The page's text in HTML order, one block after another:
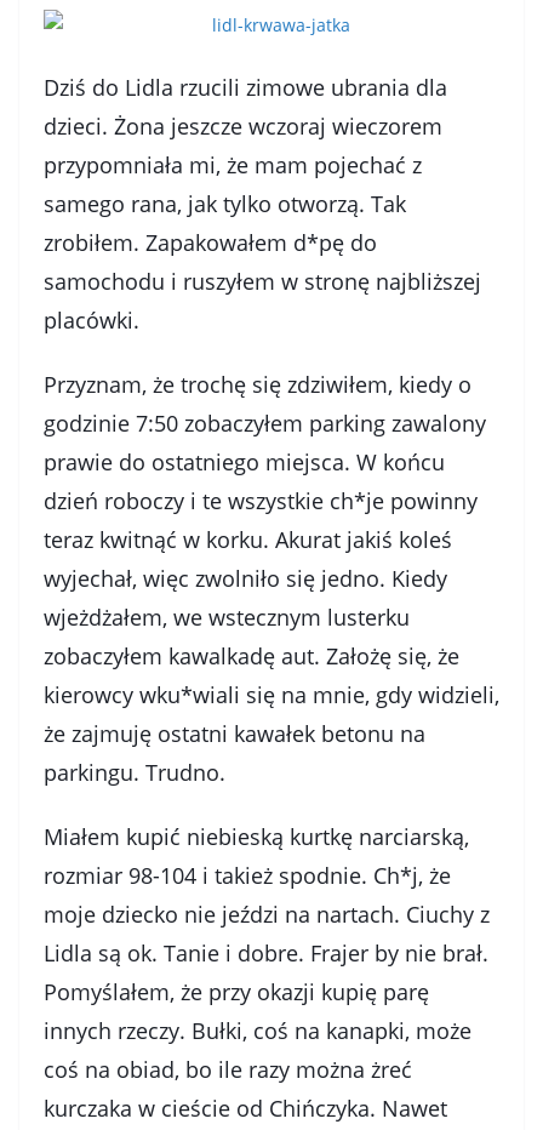
Dziś do Lidla rzucili zimowe ubrania dla
dzieci. Żona jeszcze wczoraj wieczorem
przypomniała mi, że mam pojechać z
samego rana, jak tylko otworzą. Tak
zrobiłem. Zapakowałem d*pę do
samochodu i ruszyłem w stronę najbliższej
placówki.
Przyznam, że trochę się zdziwiłem, kiedy o
godzinie 7:50 zobaczyłem parking zawalony
prawie do ostatniego miejsca. W końcu
dzień roboczy i te wszystkie ch*je powinny
teraz kwitnąć w korku. Akurat jakiś koleś
wyjechał, więc zwolniło się jedno. Kiedy
wjeżdżałem, we wstecznym lusterku
zobaczyłem kawalkadę aut. Założę się, że
kierowcy wku*wiali się na mnie, gdy widzieli,
że zajmuję ostatni kawałek betonu na
parkingu. Trudno.
Miałem kupić niebieską kurtkę narciarską,
rozmiar 98-104 i takież spodnie. Ch*j, że
moje dziecko nie jeździ na nartach. Ciuchy z
Lidla są ok. Tanie i dobre. Frajer by nie brał.
Pomyślałem, że przy okazji kupię parę
innych rzeczy. Bułki, coś na kanapki, może
coś na obiad, bo ile razy można żreć
kurczaka w cieście od Chińczyka. Nawet